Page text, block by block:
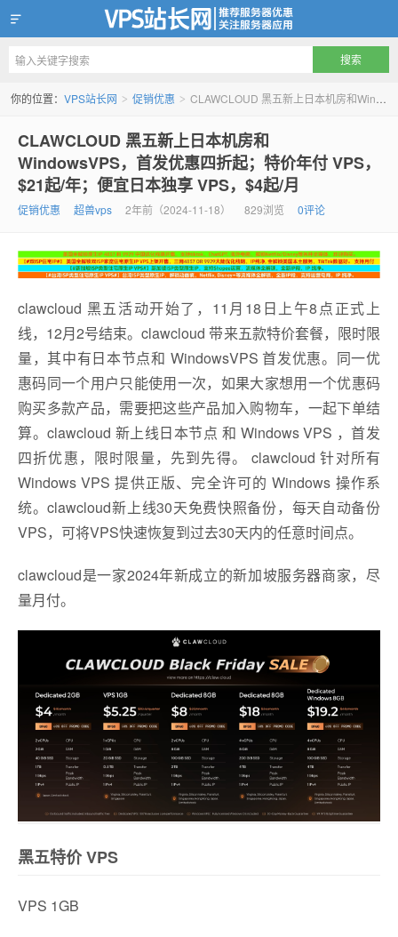
VPS站长网
你的位置： VPS站长网 > 促销优惠 > CLAWCLOUD 黑五新上日本机房和WindowsVPS，首发优惠四折起；特价年付 VPS，$21起/年；便宜日本独享 VPS，$4起/月
CLAWCLOUD 黑五新上日本机房和
WindowsVPS，首发优惠四折起；特价年付 VPS，
$21起/年；便宜日本独享 VPS，$4起/月
促销优惠 超兽vps 2年前（2024-11-18） 829浏览 0评论
clawcloud 黑五活动开始了，11月18日上午8点正式上
线，12月2号结束。clawcloud 带来五款特价套餐，限时限
量，其中有日本节点和 WindowsVPS 首发优惠。同一优
惠码同一个用户只能使用一次，如果大家想用一个优惠码
购买多款产品，需要把这些产品加入购物车，一起下单结
算。clawcloud 新上线日本节点 和 Windows VPS ，首发
四折优惠，限时限量，先到先得。 clawcloud 针对所有
Windows VPS 提供正版、完全许可的 Windows 操作系
统。clawcloud新上线30天免费快照备份，每天自动备份
VPS，可将VPS快速恢复到过去30天内的任意时间点。
clawcloud是一家2024年新成立的新加坡服务器商家，尽
量月付。
黑五特价 VPS
VPS 1GB